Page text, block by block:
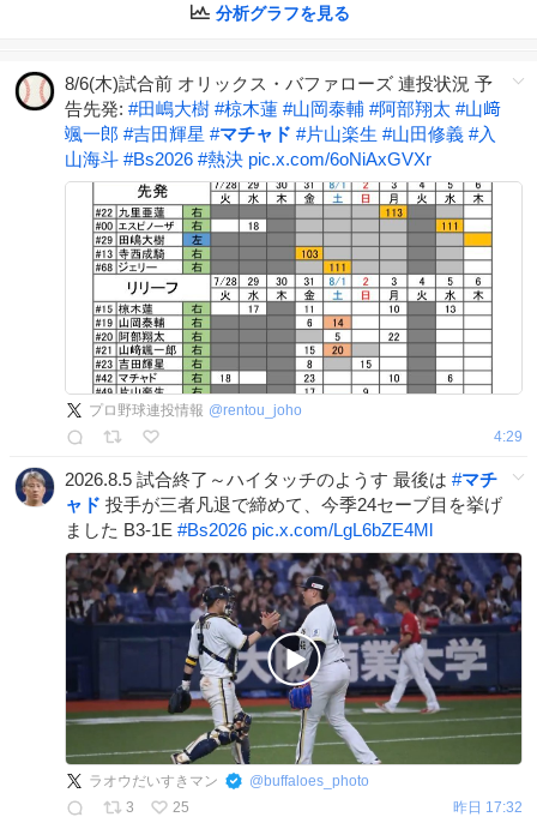
分析グラフを見る
8/6(木)試合前 オリックス・バファローズ 連投状況 予
告先発: #田嶋大樹 #椋木蓮 #山岡泰輔 #阿部翔太 #山﨑
颯一郎 #吉田輝星 #マチャド #片山楽生 #山田修義 #入
山海斗 #Bs2026 #熱決 pic.x.com/6oNiAxGVXr
プロ野球連投情報 @rentou_joho
4:29
2026.8.5 試合終了～ハイタッチのようす 最後は #マチ
ャド 投手が三者凡退で締めて、今季24セーブ目を挙げ
ました B3-1E #Bs2026 pic.x.com/LgL6bZE4Ml
ラオウだいすきマン @buffaloes_photo
3
25 昨日 17:32